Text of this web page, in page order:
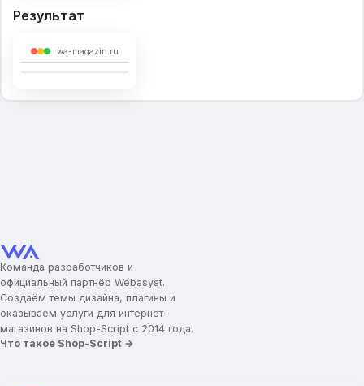
Результат
wa-magazin.ru
Команда разработчиков и
официальный партнёр Webasyst.
Создаём темы дизайна, плагины и
оказываем услуги для интернет-
магазинов на Shop-Script с 2014 года.
Что такое Shop-Script →